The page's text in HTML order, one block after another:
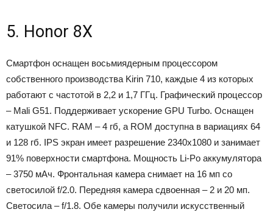
5. Honor 8X
Смартфон оснащен восьмиядерным процессором
собственного производства Kirin 710, каждые 4 из которых
работают с частотой в 2,2 и 1,7 ГГц. Графический процессор
– Mali G51. Поддерживает ускорение GPU Turbo. Оснащен
катушкой NFC. RAM – 4 гб, а ROM доступна в вариациях 64
и 128 гб. IPS экран имеет разрешение 2340х1080 и занимает
91% поверхности смартфона. Мощность Li-Po аккумулятора
– 3750 мАч. Фронтальная камера снимает на 16 мп со
светосилой f/2.0. Передняя камера сдвоенная – 2 и 20 мп.
Светосила – f/1.8. Обе камеры получили искусственный